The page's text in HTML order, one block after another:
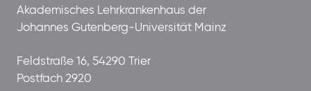
Akademisches Lehrkrankenhaus der
Johannes Gutenberg-Universität Mainz
Feldstraße 16, 54290 Trier
Postfach 2920